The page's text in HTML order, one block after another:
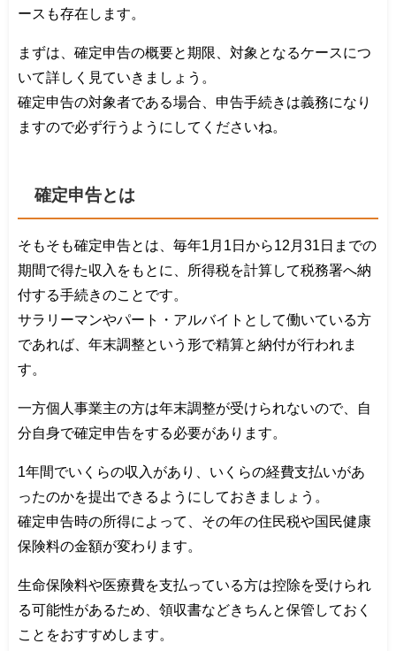
ースも存在します。
まずは、確定申告の概要と期限、対象となるケースにつ
いて詳しく見ていきましょう。
確定申告の対象者である場合、申告手続きは義務になり
ますので必ず行うようにしてくださいね。
確定申告とは
そもそも確定申告とは、毎年1月1日から12月31日までの
期間で得た収入をもとに、所得税を計算して税務署へ納
付する手続きのことです。
サラリーマンやパート・アルバイトとして働いている方
であれば、年末調整という形で精算と納付が行われま
す。
一方個人事業主の方は年末調整が受けられないので、自
分自身で確定申告をする必要があります。
1年間でいくらの収入があり、いくらの経費支払いがあ
ったのかを提出できるようにしておきましょう。
確定申告時の所得によって、その年の住民税や国民健康
保険料の金額が変わります。
生命保険料や医療費を支払っている方は控除を受けられ
る可能性があるため、領収書などきちんと保管しておく
ことをおすすめします。